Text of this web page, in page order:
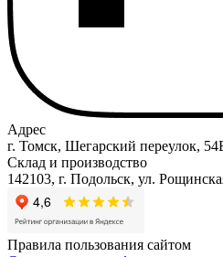
Адрес
г. Томск, Шегарский переулок,
Склад и производство
142103, г. Подольск, ул.
Правила пользования сайтом